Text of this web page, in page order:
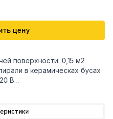
цену
поверхности: 0,15 м2
в керамическах бусах
В
4 шт.
не более 400 град.С